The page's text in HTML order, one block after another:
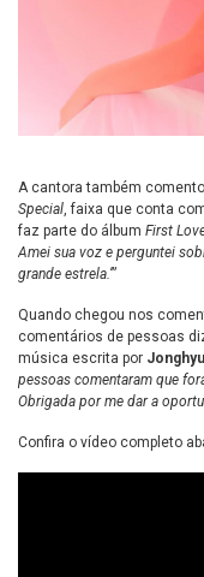
A cantora também
Special , faixa que conta
faz parte do álbum First
Amei sua voz e perguntei
grande estrela.’”
Quando chegou nos
comentários de pessoas
música escrita por
pessoas comentaram que
Obrigada por me dar a
Confira o vídeo completo